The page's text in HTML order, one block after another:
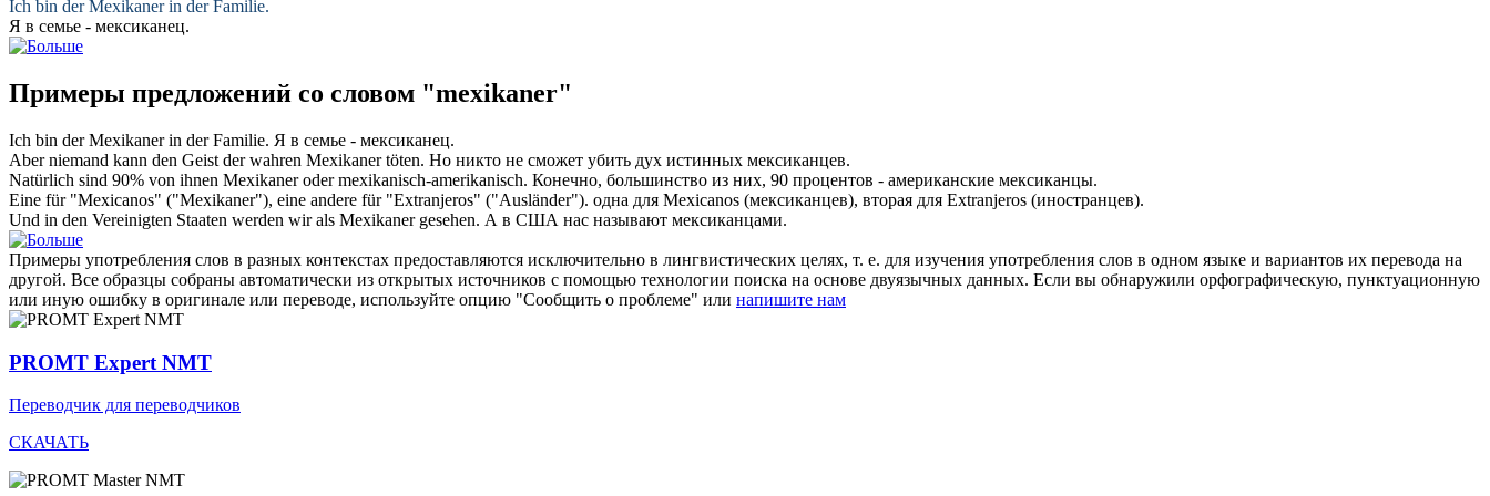
Ich bin derMexikanerin der Familie.
Я в семье - мексиканец.
Примеры предложений со словом "mexikaner"
Ich bin derMexikanerin der Familie. Я в семье - мексиканец.
Aber niemand kann den Geist der wahren Mexikanertöten. Но никто не сможет убить дух истинных мексиканцев.
Natürlich sind 90% von ihnen Mexikaneroder mexikanisch-amerikanisch. Конечно, большинство из них, 90 процентов - американские мексиканцы.
Eine für "Mexicanos" ("Mexikaner"), eine andere für "Extranjeros" ("Ausländer"). одна для Mexicanos (мексиканцев), вторая для Extranjeros (иностранцев).
Und in den Vereinigten Staaten werden wir als Mexikanergesehen. А в США нас называют мексиканцами.
Примеры употребления слов в разных контекстах предоставляются исключительно в лингвистических целях, т. е. для изучения употребления слов в одном языке и вариантов их перевода на
другой. Все образцы собраны автоматически из открытых источников с помощью технологии поиска на основе двуязычных данных. Если вы обнаружили орфографическую, пунктуационную
или иную ошибку в оригинале или переводе, используйте опцию "Сообщить о проблеме" или напишите нам
PROMT Expert NMT
Переводчик для переводчиков
СКАЧАТЬ